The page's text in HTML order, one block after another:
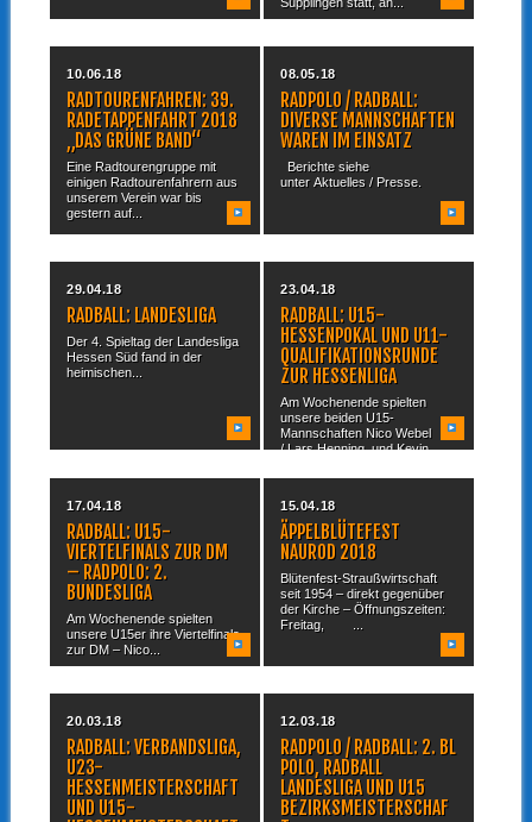
10.06.18
RADTOURENFAHREN: 39.
RADETAPPENFAHRT 2018
„DAS GRÜNE BAND“
Eine Radtourengruppe mit
einigen Radtourenfahrern aus
unserem Verein war bis
gestern auf...
08.05.18
RADPOLO / RADBALL:
DIVERSE MANNSCHAFTEN
WAREN IM EINSATZ
Berichte siehe
unter Aktuelles / Presse.
29.04.18
RADBALL: LANDESLIGA
Der 4. Spieltag der Landesliga
Hessen Süd fand in der
heimischen...
23.04.18
RADBALL: U15-
HESSENPOKAL UND U11-
QUALIFIKATIONSRUNDE
ZUR HESSENLIGA
Am Wochenende spielten
unsere beiden U15-
Mannschaften Nico Webel
/ Lars Henning und Kevin...
17.04.18
RADBALL: U15-
VIERTELFINALS ZUR DM
– RADPOLO: 2.
BUNDESLIGA
Am Wochenende spielten
unsere U15er ihre Viertelfinals
zur DM – Nico...
15.04.18
ÄPPELBLÜTEFEST
NAUROD 2018
Blütenfest-Straußwirtschaft
seit 1954 – direkt gegenüber
der Kirche – Öffnungszeiten:
Freitag, ...
20.03.18
RADBALL: VERBANDSLIGA,
U23-
HESSENMEISTERSCHAFT
UND U15-
12.03.18
RADPOLO / RADBALL: 2. BL
POLO, RADBALL
LANDESLIGA UND U15
BEZIRKSMEISTERSCHAF